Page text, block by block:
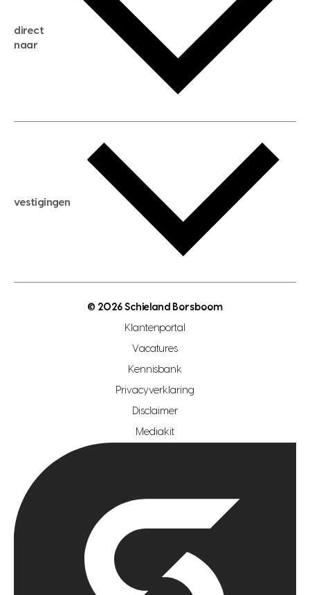
huis verkopen
huis kopen
aankoopadvies
verkoopadvies
hypotheekadvies
direct
naar
hypotheek berekenen
maximale hypotheek berekenen
hypotheek bespaarcheck
gratis zoekprofiel aanmaken
open woningwaarde dag
vestigingen
makelaar regio zoetermeer
hypotheekshop regio den haag
hypotheekshop regio rotterdam
© 2026 Schieland Borsboom
Klantenportal
Vacatures
Kennisbank
Privacyverklaring
Disclaimer
Mediakit